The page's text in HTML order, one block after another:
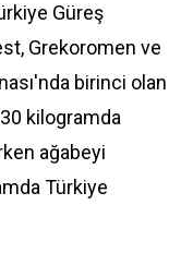
Güreş
Grekoromen ve
birinci olan
kilogramda
ağabeyi
Türkiye